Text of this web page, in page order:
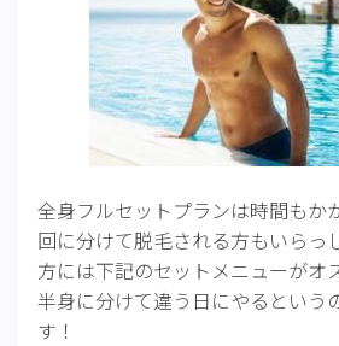
全身フルセットプランは時間もか
回に分けて脱毛される方もいらっ
方には下記のセットメニューがオ
半身に分けて違う日にやるという
す！